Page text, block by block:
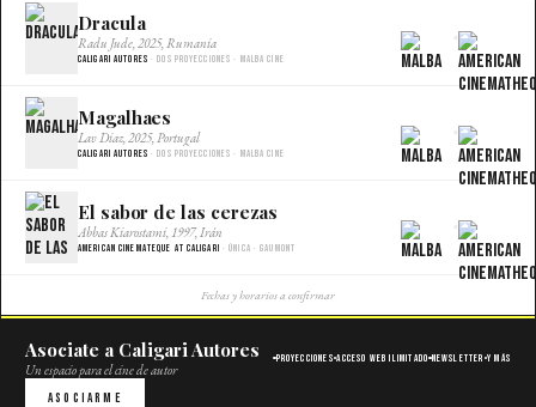
Dracula
Radu Jude, 2025, Rumania
Caligari Autores · Dos proyecciones · Malba Cine
×
Magalhaes
Lav Diaz, 2025, Portugal
Caligari Autores · Dos proyecciones · Malba Cine
×
El sabor de las cerezas
Abbas Kiarostami, 1997, Irán
American Cinemateque at Caligari · Única · Gaumont
×
Fechas y horarios a confirmar
Asociate a Caligari Autores
Un espacio para el cine de autor
Proyecciones Acceso web ilimitado Newsletter Y más
Asociarme